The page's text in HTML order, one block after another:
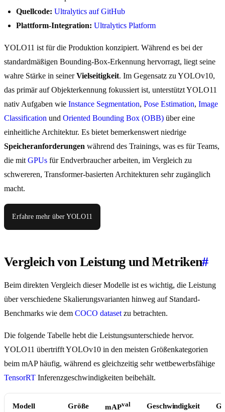
Quellcode: Ultralytics auf GitHub
Plattform-Integration: Ultralytics Platform
YOLO11 ist für die Produktion konzipiert. Während es bei der
standardmäßigen Bounding-Box-Erkennung hervorragt, liegt seine
wahre Stärke in seinerVielseitigkeit. Im Gegensatz zu YOLOv10,
das primär auf Objekterkennung fokussiert ist, unterstützt YOLO11
nativ Aufgaben wie Instance Segmentation, Pose Estimation, Image
Classification und Oriented Bounding Box (OBB) über eine
einheitliche Architektur. Es bietet bemerkenswert niedrige
Speicheranforderungen während des Trainings, was es für Teams,
die mit GPUs für Endverbraucher arbeiten, im Vergleich zu
schwereren, Transformer-basierten Architekturen sehr zugänglich
macht.
Erfahre mehr über YOLO11
Vergleich von Leistung und Metriken#
Beim direkten Vergleich dieser Modelle ist es wichtig, die Leistung
über verschiedene Skalierungsvarianten hinweg auf Standard-
Benchmarks wie dem COCO dataset zu betrachten.
Die folgende Tabelle hebt die Leistungsunterschiede hervor.
YOLO11 übertrifft YOLOv10 in den meisten Größenkategorien
beim mAP häufig, während es gleichzeitig sehr wettbewerbsfähige
TensorRT Inferenzgeschwindigkeiten beibehält.
Modell Größe mAPval
Geschwindigkeit